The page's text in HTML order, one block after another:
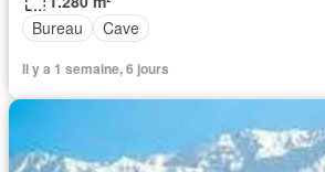
Bureau
Cave
Il y a 1 semaine, 6 jours